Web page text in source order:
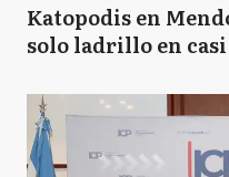
Katopodis en
solo ladrillo en